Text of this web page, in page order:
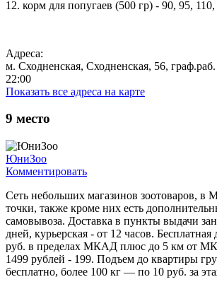
12. корм для попугаев (500 гр) - 90, 95, 110,
Адреса:
м. Сходненская, Сходненская, 56,
22:00
Показать все адреса на карте
9 место
ЮниЗоо
Комментировать
Сеть небольших магазинов зоотоваров, в
точки, также кроме них есть
самовывоза. Доставка в пункты выдачи
дней, курьерская - от 12 часов. Бесплатная
руб. в пределах МКАД плюс до 5 км от
1499 рублей - 199. Подъем до квартиры
бесплатно, более 100 кг — по 10 руб. за